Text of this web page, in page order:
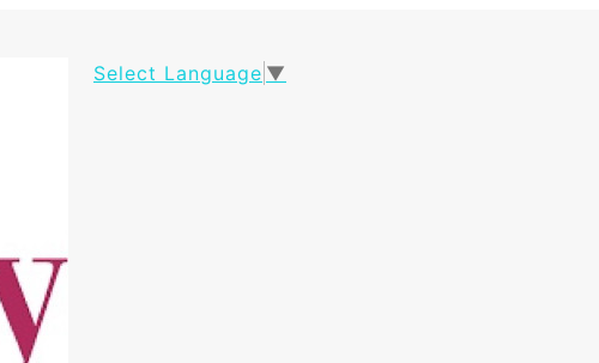
Select Language ▼